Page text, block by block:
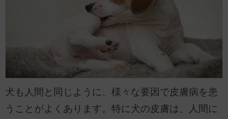
犬も人間と同じように、様々な要因で皮膚病を患
うことがよくあります。特に犬の皮膚は、人間に